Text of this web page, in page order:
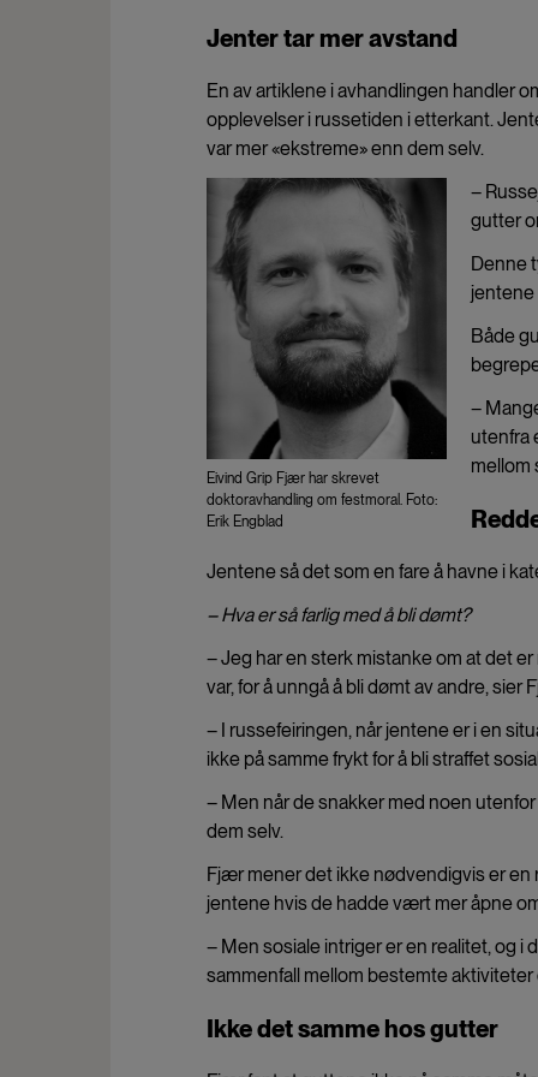
Jenter tar mer avstand
En av artiklene i avhandlingen handler
opplevelser i russetiden i etterkant.
var mer «ekstreme» enn dem selv.
Eivind Grip Fjær har skrevet
doktoravhandling om festmoral. Foto:
Erik Engblad
–
gutter
Denne
jentene
Både
–
utenfra
mellom
Jentene så det som en fare å havne i
– Hva er så farlig med å bli dømt?
– Jeg har en sterk mistanke om at det
var, for å unngå å bli dømt av andre, sier
– I russefeiringen, når jentene er i en
ikke på samme frykt for å bli straffet
– Men når de snakker med noen
dem selv.
Fjær mener det ikke nødvendigvis er en
jentene hvis de hadde vært mer åpne
– Men sosiale intriger er en realitet, og i
sammenfall mellom bestemte aktiviteter
Ikke det samme hos gutter